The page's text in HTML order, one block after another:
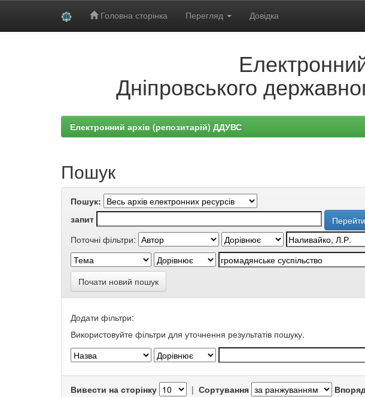
Головна сторінка Перегляд Довідка
Дніпровського
Електронний архів (репозитарій) ДДУВС
Пошук
Пошук:
запит
Поточні фільтри:
Почати новий пошук
Додати фільтри:
Використовуйте фільтри для уточнення результатів пошуку.
Вивести на сторінку | Сортування